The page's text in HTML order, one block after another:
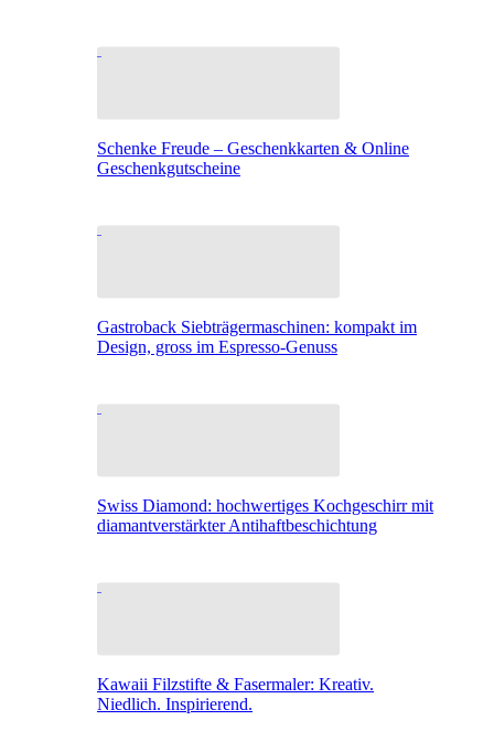
Schenke Freude – Geschenkkarten & Online
Geschenkgutscheine
Gastroback Siebträgermaschinen: kompakt im
Design, gross im Espresso-Genuss
Swiss Diamond: hochwertiges Kochgeschirr mit
diamantverstärkter Antihaftbeschichtung
Kawaii Filzstifte & Fasermaler: Kreativ.
Niedlich. Inspirierend.